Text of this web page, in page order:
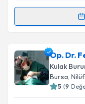
kapsamda
Randevu
Op. Dr.
oluşturun. Size
takvim
Op. Dr.
Kulak
Bursa,
5 (9